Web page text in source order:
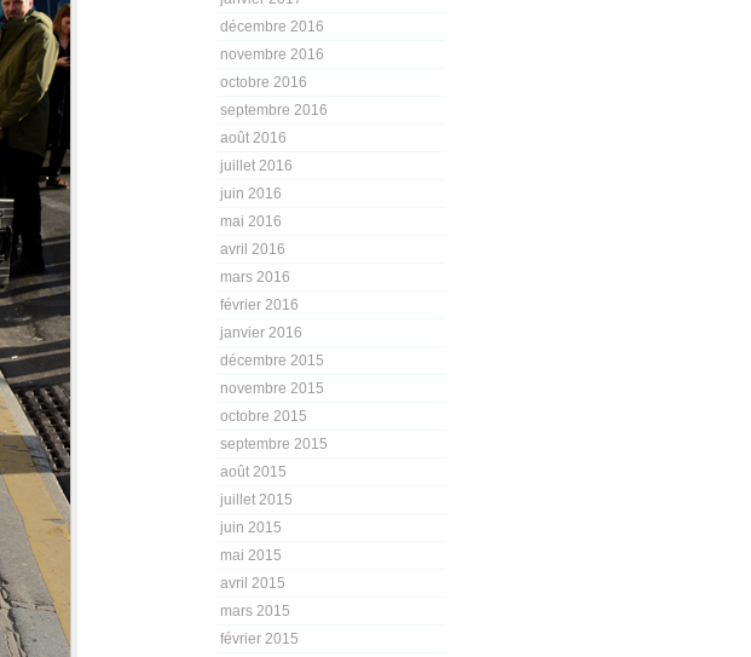
décembre 2016
novembre 2016
octobre 2016
septembre 2016
août 2016
juillet 2016
juin 2016
mai 2016
avril 2016
mars 2016
février 2016
janvier 2016
décembre 2015
novembre 2015
octobre 2015
septembre 2015
août 2015
juillet 2015
juin 2015
mai 2015
avril 2015
mars 2015
février 2015